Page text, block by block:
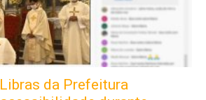
da Prefeitura